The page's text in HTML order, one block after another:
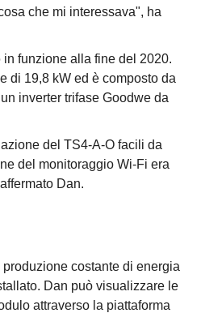
che mi interessava", ha
in funzione alla fine del 2020.
di 19,8 kW ed è composto da
inverter trifase Goodwe da
del TS4-A-O facili da
del monitoraggio Wi-Fi era
Dan.
costante di energia
Dan può visualizzare le
attraverso la piattaforma